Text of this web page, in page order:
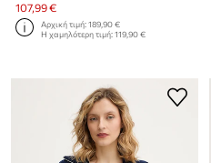
107,99 €
Αρχική τιμή:189,90 €
Η χαμηλότερη τιμή:119,90 €